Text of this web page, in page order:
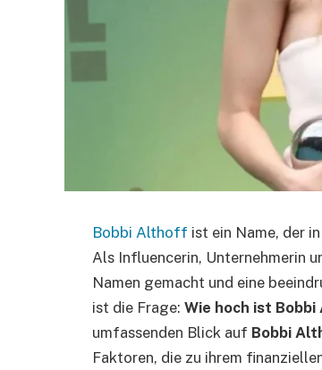
Bobbi Althoff ist ein Name, der
Als Influencerin, Unternehmerin
Namen gemacht und eine
ist die Frage: Wie hoch ist
umfassenden Blick auf Bobbi
Faktoren, die zu ihrem